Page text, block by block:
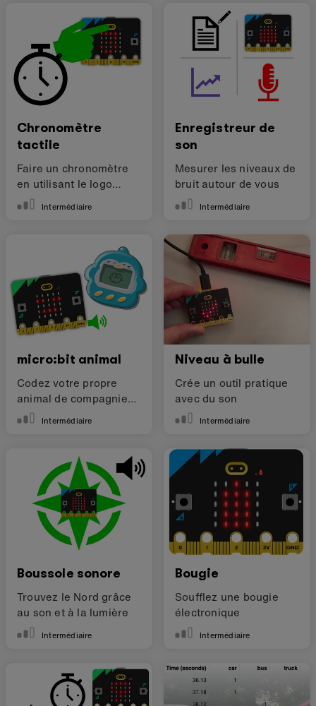
Chronomètre
tactile
Faire un chronomètre
en utilisant le logo
tactileIntermédiaire
Enregistreur de
son
Mesurer les niveaux de
bruit autour de vous
Intermédiaire
micro:bit animal
Codez votre propre
animal de compagnie
électronique
Intermédiaire
Niveau à bulle
Crée un outil pratique
avec du son
Intermédiaire
Boussole sonore
Trouvez le Nord grâce
au son et à la lumière
Intermédiaire
Bougie
Soufflez une bougie
électronique
Intermédiaire